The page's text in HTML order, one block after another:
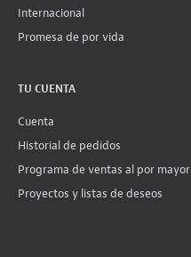
Internacional
Promesa de por vida
TU CUENTA
Cuenta
Historial de pedidos
Programa de ventas al por mayor
Proyectos y listas de deseos